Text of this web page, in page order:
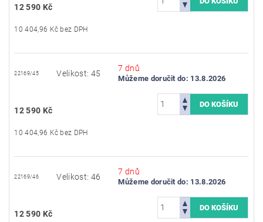
12 590 Kč
10 404,96 Kč bez DPH
22169/45 Velikost: 45
7 dnů
Můžeme doručit do: 13.8.2026
12 590 Kč
10 404,96 Kč bez DPH
22169/46 Velikost: 46
7 dnů
Můžeme doručit do: 13.8.2026
12 590 Kč